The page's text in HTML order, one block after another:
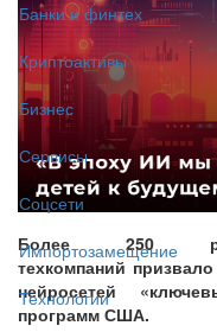
Банки и финтех
Криптоактивы
Бизнес
Сервисы
Соцсети
Импортозамещение
Технологии
Более 250
техкомпаний
нейросетей
программ США.